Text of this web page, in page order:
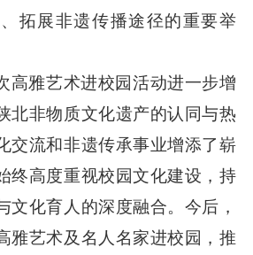
拓展非遗传播途径的重要举
高雅艺术进校园活动进一步增
北非物质文化遗产的认同与热
交流和非遗传承事业增添了崭
终高度重视校园文化建设，持
文化育人的深度融合。今后，
雅艺术及名人名家进校园，推